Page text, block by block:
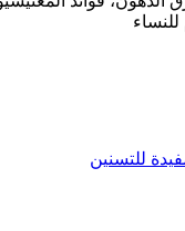
للنساء